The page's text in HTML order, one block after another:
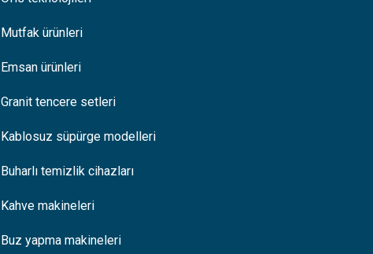
Mutfak ürünleri
Emsan ürünleri
Granit tencere setleri
Kablosuz süpürge modelleri
Buharlı temizlik cihazları
Kahve makineleri
Buz yapma makineleri